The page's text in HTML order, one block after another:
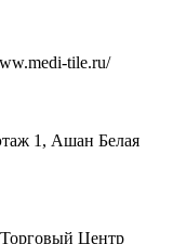
tile.ru/
1, Ашан Белая
Центр